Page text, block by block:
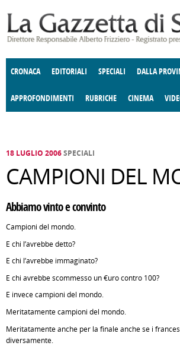
CRONACA EDITORIALI SPECIALI DALLA
APPROFONDIMENTI
E SPETTACOLI POLITICA
RUBRICHE
DELLE IDEE FATTI DELLO SPIRITO
CINEMA
18 LUGLIO 2006SPECIALI
CAMPIONI DEL
Abbiamo vinto e convinto
Campioni del mondo.
E chi l’avrebbe detto?
E chi l’avrebbe immaginato?
E chi avrebbe scommesso un €uro contro 100?
E invece campioni del mondo.
Meritatamente campioni del mondo.
Meritatamente anche per la finale anche se i
diversamente.